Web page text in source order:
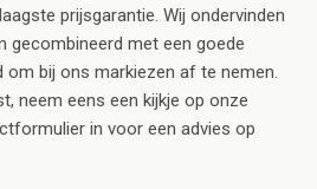
prijsgarantie. Wij ondervinden
gecombineerd met een goede
om bij ons markiezen af te nemen.
neem eens een kijkje op onze
in voor een advies op